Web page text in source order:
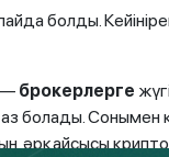
болды.
— брокерлерге
болады.
әрқайсысы